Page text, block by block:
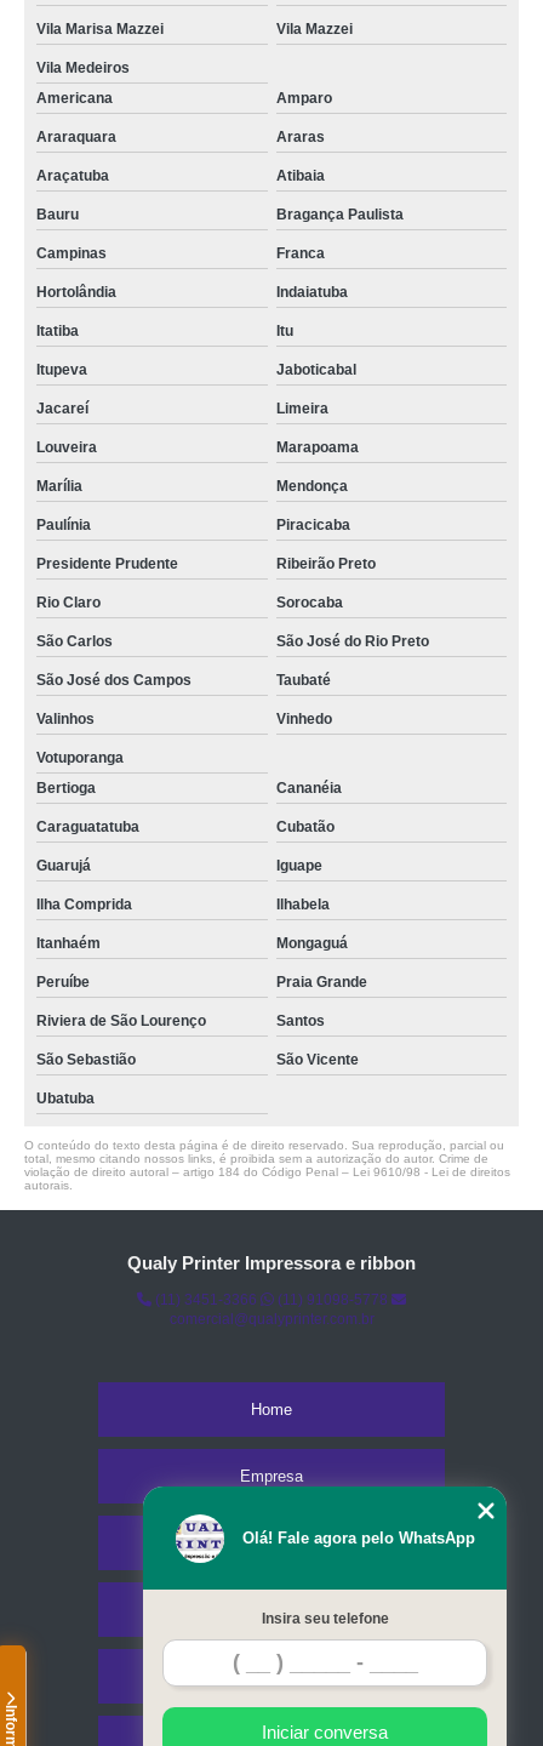
Vila Marisa Mazzei Vila Mazzei
Vila Medeiros
Americana
Amparo
Araraquara Araras
Araçatuba Atibaia
Bauru Bragança Paulista
Campinas Franca
Hortolândia Indaiatuba
Itatiba Itu
Itupeva Jaboticabal
Jacareí Limeira
Louveira Marapoama
Marília Mendonça
Paulínia Piracicaba
Presidente Prudente Ribeirão Preto
Rio Claro Sorocaba
São Carlos São José do Rio Preto
São José dos Campos Taubaté
Valinhos Vinhedo
Votuporanga
Bertioga
Cananéia
Caraguatatuba Cubatão
Guarujá Iguape
Ilha Comprida Ilhabela
Itanhaém Mongaguá
Peruíbe Praia Grande
Riviera de São Lourenço Santos
São Sebastião São Vicente
Ubatuba
O conteúdo do texto desta página é de direito reservado. Sua reprodução, parcial ou
total, mesmo citando nossos links, é proibida sem a autorização do autor. Crime de
violação de direito autoral – artigo 184 do Código Penal – Lei 9610/98 - Lei de direitos
autorais
Qualy Printer Impressora e ribbon
(11) 3451-3366
(11) 91098-5778
comercial@qualyprinter.com.br
Home
Empresa
Missão
Serviços
Contato
Olá! Fale agora pelo WhatsApp
Insira seu telefone
Iniciar conversa